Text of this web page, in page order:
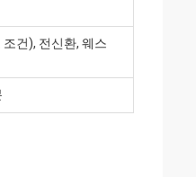
건), 전신환, 웨스